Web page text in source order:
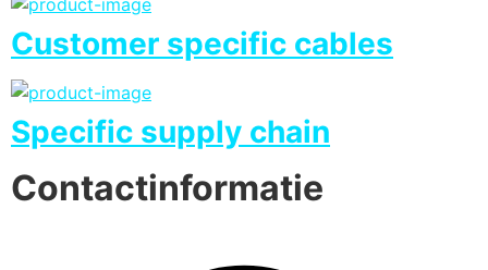
Customer specific cables
Specific supply chain
Contactinformatie